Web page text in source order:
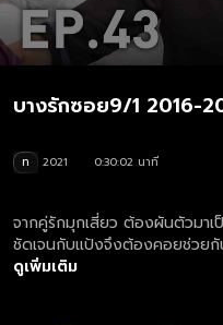
บางรักซอย9/1 2016-
ท 2021
0:30:02 นาที
จากคู่รักมุกเสี่ยว ต้องผันตัวมา
ชัดเจนกับแป้งจึงต้องคอยช่วย
เรื่องงาน ที่พากันบานปลายกลา
ดูเพิ่มเติม